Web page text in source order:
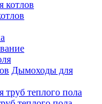
Дымоходы для